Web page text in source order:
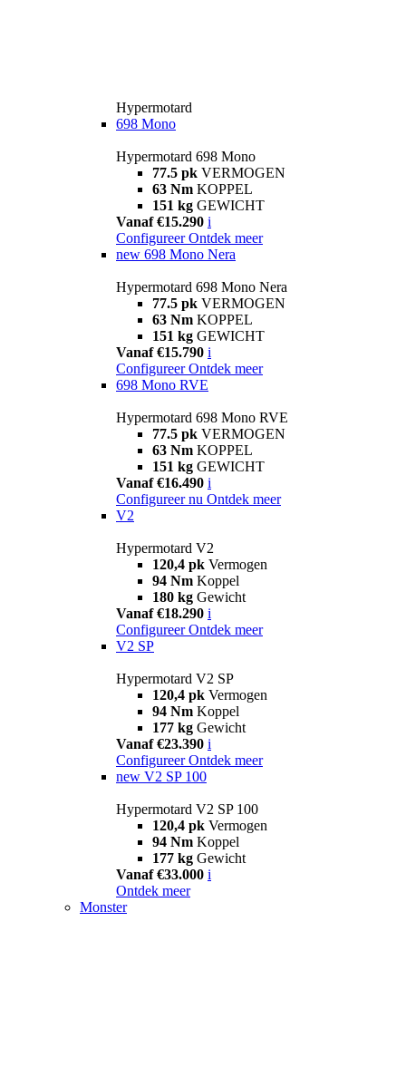
Hypermotard
698 Mono
Hypermotard 698 Mono
77.5 pk VERMOGEN
63 Nm KOPPEL
151 kg GEWICHT
Vanaf €15.290 i
Configureer Ontdek meer
new 698 Mono Nera
Hypermotard 698 Mono Nera
77.5 pk VERMOGEN
63 Nm KOPPEL
151 kg GEWICHT
Vanaf €15.790 i
Configureer Ontdek meer
698 Mono RVE
Hypermotard 698 Mono RVE
77.5 pk VERMOGEN
63 Nm KOPPEL
151 kg GEWICHT
Vanaf €16.490 i
Configureer nu Ontdek meer
V2
Hypermotard V2
120,4 pk Vermogen
94 Nm Koppel
180 kg Gewicht
Vanaf €18.290 i
Configureer Ontdek meer
V2 SP
Hypermotard V2 SP
120,4 pk Vermogen
94 Nm Koppel
177 kg Gewicht
Vanaf €23.390 i
Configureer Ontdek meer
new V2 SP 100
Hypermotard V2 SP 100
120,4 pk Vermogen
94 Nm Koppel
177 kg Gewicht
Vanaf €33.000 i
Ontdek meer
Monster